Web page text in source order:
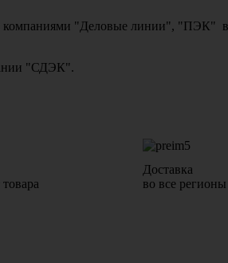
компаниями "Деловые линии",
"СДЭК".
Доставка
во все